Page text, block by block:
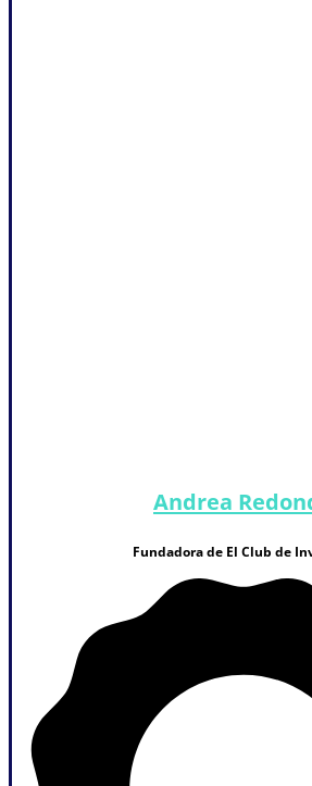
Andrea
Fundadora de El Club de